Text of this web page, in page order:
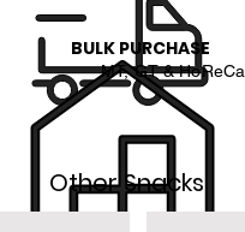
BULK PURCHASE
MT, GT & HoReCa
Other Snacks